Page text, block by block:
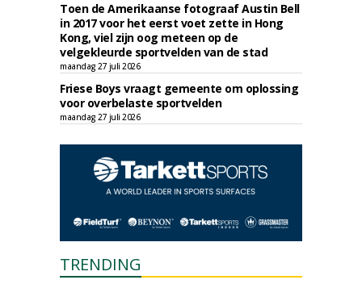
Toen de Amerikaanse fotograaf Austin Bell
in 2017 voor het eerst voet zette in Hong
Kong, viel zijn oog meteen op de
velgekleurde sportvelden van de stad
maandag 27 juli 2026
Friese Boys vraagt gemeente om oplossing
voor overbelaste sportvelden
maandag 27 juli 2026
TRENDING